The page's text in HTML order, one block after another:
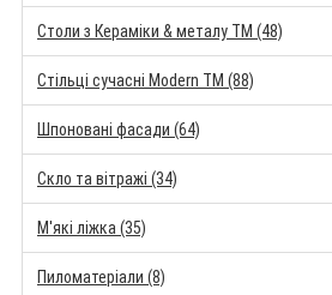
Столи з Кераміки & металу TM (48)
Стільці сучасні Modern TM (88)
Шпоновані фасади (64)
Скло та вітражі (34)
М'які ліжка (35)
Пиломатеріали (8)